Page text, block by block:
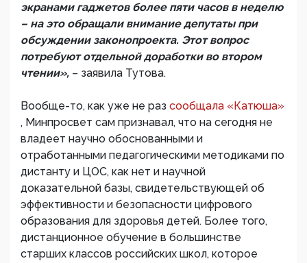
экранами гаджетов более пяти часов в неделю
– на это обращали внимание депутаты при
обсуждении законопроекта. Этот вопрос
потребуют отдельной доработки во втором
чтении», – заявила Тутова.
Вообще-то, как уже не раз сообщала «Катюша»
, Минпросвет сам признавал, что на сегодня не
владеет научно обоснованными и
отработанными педагогическими методиками по
дистанту и ЦОС, как нет и научной
доказательной базы, свидетельствующей об
эффективности и безопасности цифрового
образования для здоровья детей. Более того,
дистанционное обучение в большинстве
старших классов российских школ, которое